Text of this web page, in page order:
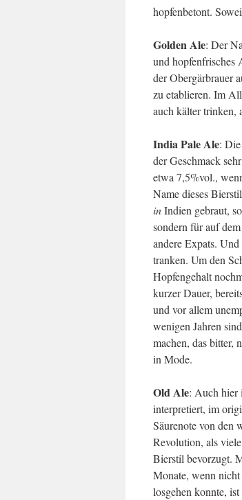
hopfenbetont.
Golden Ale: Der
und hopfenfrisches
der Obergärbrauer
zu etablieren. Im
auch kälter trinken,
India Pale Ale:
der Geschmack
etwa 7,5%vol.,
Name dieses
inIndien gebraut,
sondern für auf
andere Expats.
tranken. Um den
Hopfengehalt
kurzer Dauer,
und vor allem
wenigen Jahren
machen, das bitter,
in Mode.
Old Ale: Auch hier
interpretiert, im
Säurenote von den
Revolution, als
Bierstil bevorzugt.
Monate, wenn nicht
losgehen konnte,